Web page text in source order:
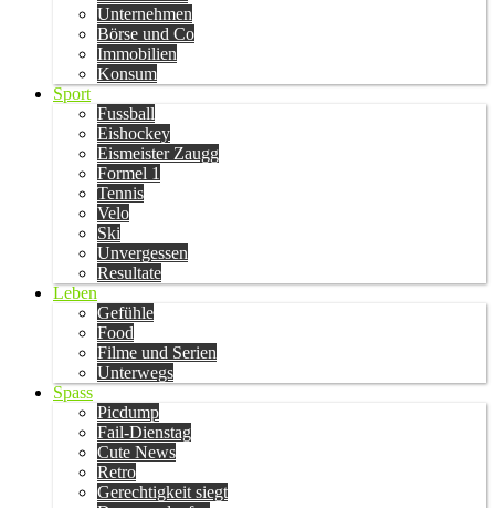
Unternehmen
Börse und Co
Immobilien
Konsum
Sport
Fussball
Eishockey
Eismeister Zaugg
Formel 1
Tennis
Velo
Ski
Unvergessen
Resultate
Leben
Gefühle
Food
Filme und Serien
Unterwegs
Spass
Picdump
Fail-Dienstag
Cute News
Retro
Gerechtigkeit siegt